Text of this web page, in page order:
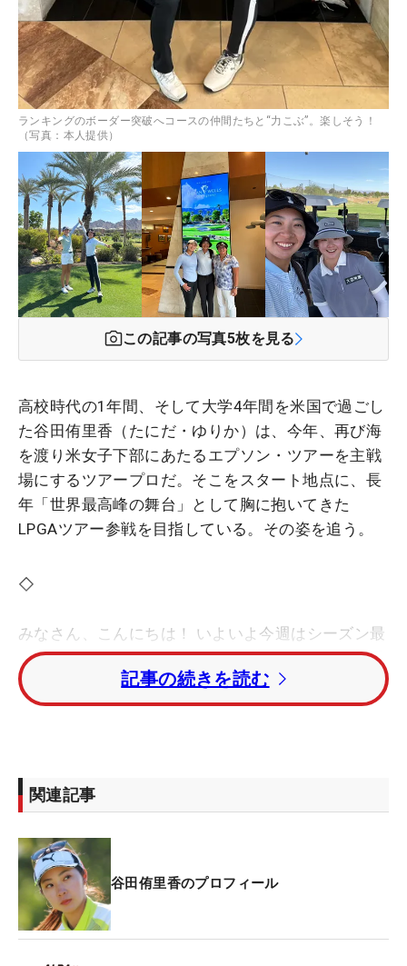
ランキングのボーダー突破へコースの仲間たちと“力こぶ”。楽しそう！
（写真：本人提供）
この記事の写真5枚を見る
高校時代の1年間、そして大学4年間を米国で過ごし
た谷田侑里香（たにだ・ゆりか）は、今年、再び海
を渡り米女子下部にあたるエプソン・ツアーを主戦
場にするツアープロだ。そこをスタート地点に、長
年「世界最高峰の舞台」として胸に抱いてきた
LPGAツアー参戦を目指している。その姿を追う。
◇
みなさん、こんにちは！ いよいよ今週はシーズン最
終戦が行われます（3～6日、エプソン・ツアー選手
権）。先週はオープンウィークだったため、2週前
の試合を終えるとすぐに会場があるカリフォルニア
う表示が出ていたり…。この気候が最終日まで続き
そうなので体力勝負にもなりそうですが、早めに現
す。
さて泣いても笑っても、アメリカでの1年目のシー
ズンが今週で終わります。ここでは、まずポイント
記事の続きを読む
関連記事
谷田侑里香のプロフィール